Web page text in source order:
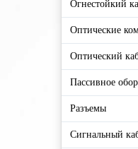
Огнестойкий
Оптические
Оптический
Пассивное
Разъемы
Сигнальный